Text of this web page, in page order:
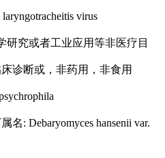
virus
研究或者工业应用等非医疗目
诊断或，非药用，非食用
名: Debaryomyces hansenii var.